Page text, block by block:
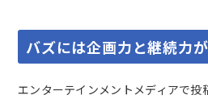
バズには企画力と継続力
エンターテインメントメディアで投